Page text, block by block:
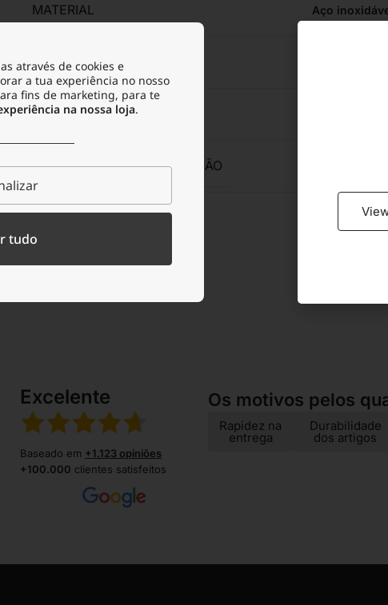
MATERIAL Aço
RESISTENTE À ÁGUA
RESISTENTE À OXIDAÇÃO
RESISTENTE À TRANSPIRAÇÃO
LARGURA DA PULSEIRA
Excelente
Baseado em +1.123 opiniões
+100.000 clientes satisfeitos
Os motivos pelos
Rapidez na
entrega
Durabilidade
dos artigos
através de cookies e
a tua experiência no nosso
fins de marketing, para te
na nossa loja.
tudo